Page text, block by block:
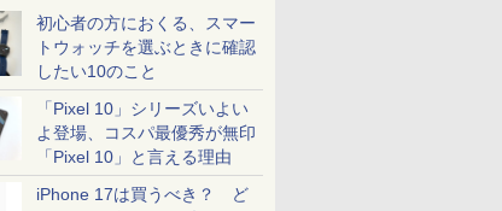
初心者の方におくる、スマー
トウォッチを選ぶときに確認
したい10のこと
「Pixel 10」シリーズいよい
よ登場、コスパ最優秀が無印
「Pixel 10」と言える理由
iPhone 17は買うべき？ ど